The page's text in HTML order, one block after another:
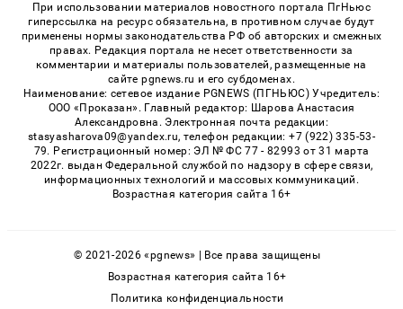
При использовании материалов новостного портала ПгНьюс
гиперссылка на ресурс обязательна, в противном случае будут
применены нормы законодательства РФ об авторских и смежных
правах. Редакция портала не несет ответственности за
комментарии и материалы пользователей, размещенные на
сайте pgnews.ru и его субдоменах.
Наименование: сетевое издание PGNEWS (ПГНЬЮС) Учредитель:
ООО «Проказан». Главный редактор: Шарова Анастасия
Александровна. Электронная почта редакции:
stasyasharova09@yandex.ru, телефон редакции: +7 (922) 335-53-
79. Регистрационный номер: ЭЛ № ФС 77 - 82993 от 31 марта
2022г. выдан Федеральной службой по надзору в сфере связи,
информационных технологий и массовых коммуникаций.
Возрастная категория сайта 16+
© 2021-2026 «pgnews» | Все права защищены
Возрастная категория сайта 16+
Политика конфиденциальности